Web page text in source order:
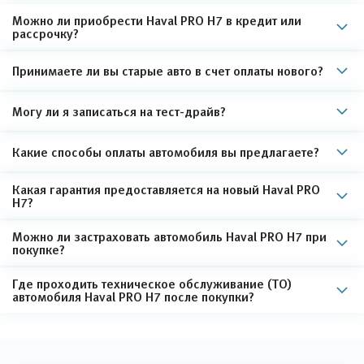
Можно ли приобрести Haval PRO H7 в кредит или
рассрочку?
Принимаете ли вы старые авто в счет оплаты нового?
Могу ли я записаться на тест-драйв?
Какие способы оплаты автомобиля вы предлагаете?
Какая гарантия предоставляется на новый Haval PRO
H7?
Можно ли застраховать автомобиль Haval PRO H7 при
покупке?
Где проходить техническое обслуживание (ТО)
автомобиля Haval PRO H7 после покупки?